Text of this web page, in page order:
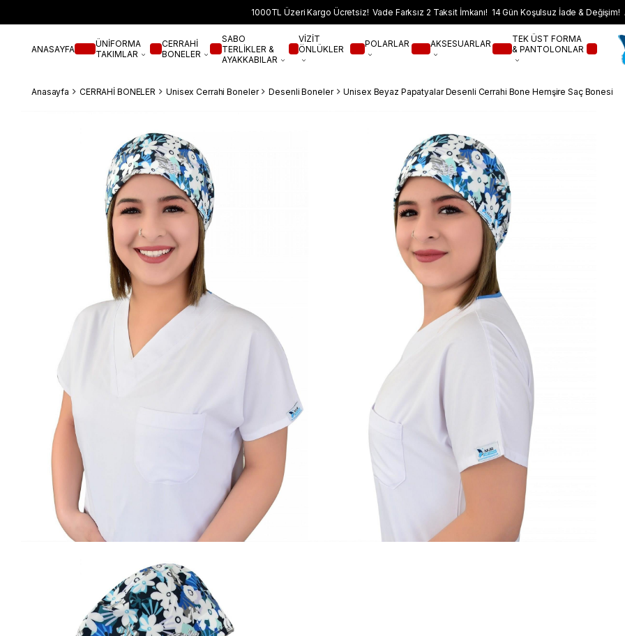
1000TL Üzeri Kargo Ücretsiz! Vade Farksız 2 Taksit İmkanı! 14 Gün Koşulsuz İade & Değişim!
ANASAYFA
ÜNİFORMA
TAKIMLAR
CERRAHİ
BONELER
SABO
TERLİKLER &
AYAKKABILAR
VİZİT
ÖNLÜKLER
POLARLAR AKSESUARLAR
TEK ÜST FORMA
& PANTOLONLAR
Anasayfa CERRAHİ BONELER Unisex Cerrahi Boneler Desenli Boneler Unisex Beyaz Papatyalar Desenli Cerrahi Bone Hemşire Saç Bonesi